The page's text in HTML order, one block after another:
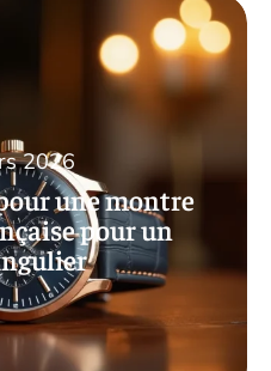
une montre
pour un
2026